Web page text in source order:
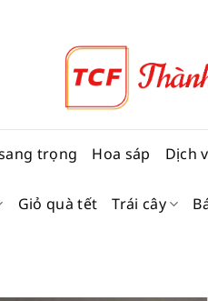
trọng Hoa sáp Dịch
Giỏ quà tết Trái cây